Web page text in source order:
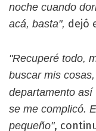
noche cuando
acá, basta", dejó
"Recuperé todo,
buscar mis
departamento así
se me complicó.
pequeño",